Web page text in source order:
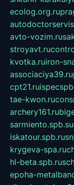
ecolog.org.ru
avto-vozim.ru
stroyavt.ru
kvotka.ruiron-
associaciya39.ru
cpt21.ru
tae-kwon.ru
archery161.ru
sarmiento.spb.su
iskatour.spb.ru
krygeva-spa.ru
hl-beta.spb.ru
epoha-